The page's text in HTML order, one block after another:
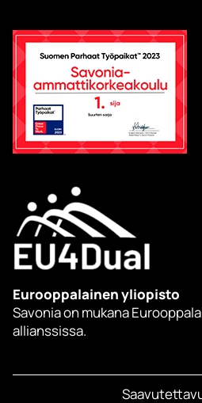
Eurooppalainen yliopisto
Savonia on mukana
allianssissa.